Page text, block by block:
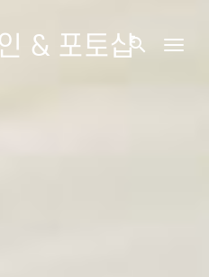
& 포토샵search